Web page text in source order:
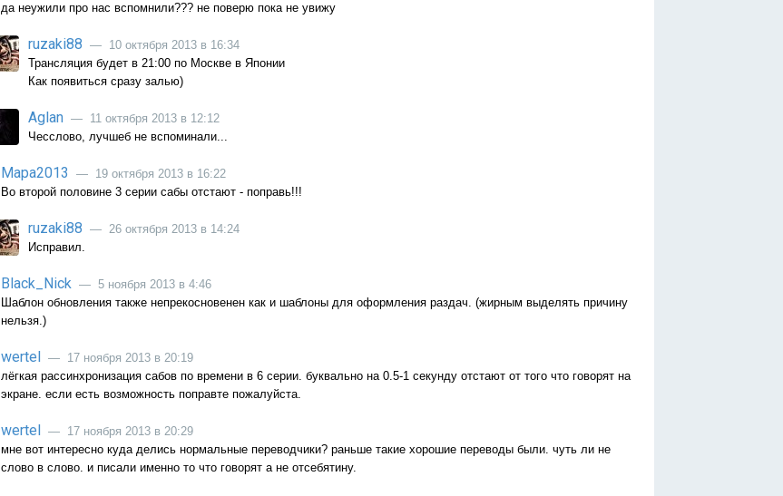
да неужили про нас вспомнили??? не поверю пока не увижу
ruzaki88 — 10 октября 2013 в 16:34
Трансляция будет в 21:00 по Москве в Японии
Как появиться сразу залью)
Aglan — 11 октября 2013 в 12:12
Чесслово, лучшеб не вспоминали...
Мара2013
— 19 октября 2013 в 16:22
Во второй половине 3 серии сабы отстают - поправь!!!
ruzaki88 — 26 октября 2013 в 14:24
Исправил.
Black_Nick — 5 ноября 2013 в 4:46
Шаблон обновления также непрекосновенен как и шаблоны для оформления раздач. (жирным выделять причину
нельзя.)
wertel — 17 ноября 2013 в 20:19
лёгкая рассинхронизация сабов по времени в 6 серии. буквально на 0.5-1 секунду отстают от того что говорят на
экране. если есть возможность поправте пожалуйста.
wertel — 17 ноября 2013 в 20:29
мне вот интересно куда делись нормальные переводчики? раньше такие хорошие переводы были. чуть ли не
слово в слово. и писали именно то что говорят а не отсебятину.